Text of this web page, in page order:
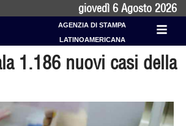
giovedì 6 Agosto 2026
AGENZIA DI STAMPA
LATINOAMERICANA
1.186 nuovi casi della